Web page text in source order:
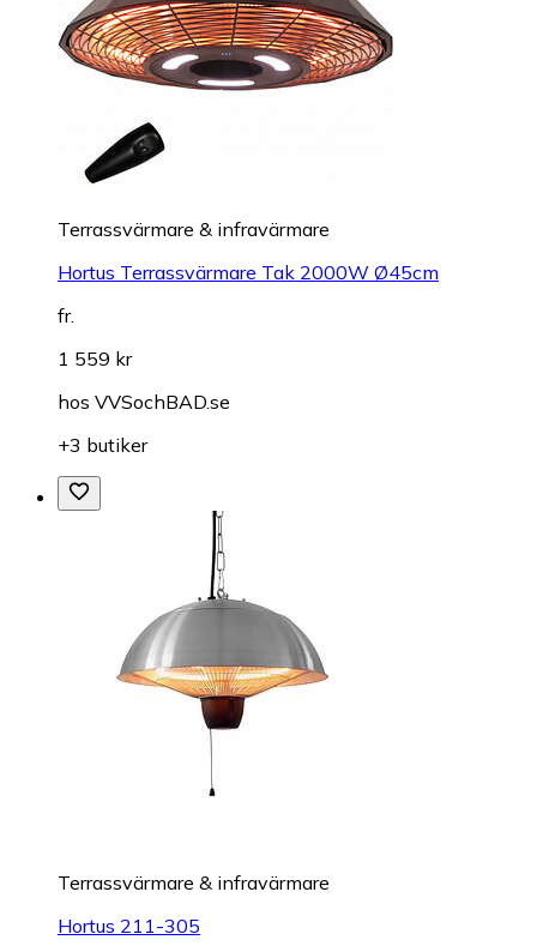
Terrassvärmare & infravärmare
Hortus Terrassvärmare Tak 2000W Ø45cm
fr.
1 559 kr
hos VVSochBAD.se
+3 butiker
Terrassvärmare & infravärmare
Hortus 211-305